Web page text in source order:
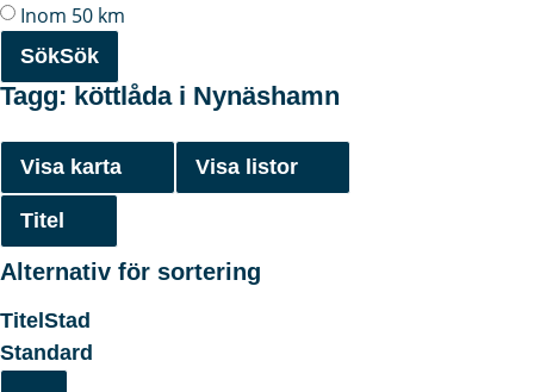
Inom 50 km
SökSök
Tagg: köttlåda i Nynäshamn
Visa karta Visa listor
Titel
Alternativ för sortering
Titel Stad
Standard